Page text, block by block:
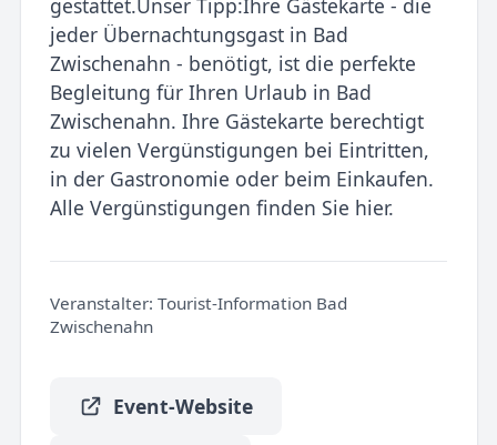
gestattet.Unser Tipp:Ihre Gästekarte - die
jeder Übernachtungsgast in Bad
Zwischenahn - benötigt, ist die perfekte
Begleitung für Ihren Urlaub in Bad
Zwischenahn. Ihre Gästekarte berechtigt
zu vielen Vergünstigungen bei Eintritten,
in der Gastronomie oder beim Einkaufen.
Alle Vergünstigungen finden Sie hier.
Veranstalter: Tourist-Information Bad
Zwischenahn
Event-Website